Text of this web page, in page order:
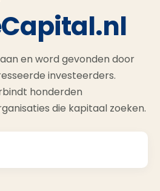
en word gevonden door
investeerders.
honderden
die kapitaal zoeken.